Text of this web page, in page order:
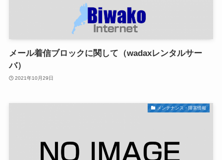
メール着信ブロックに関して（wadaxレンタルサー
バ）
2021年10月29日
メンテナンス・障害情報